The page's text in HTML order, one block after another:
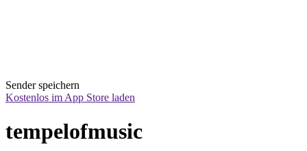
Sender speichern
Kostenlos im App Store laden
tempelofmusic